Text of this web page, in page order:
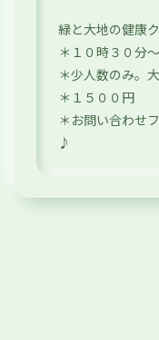
緑と大地の健康
＊１０時３０分
＊少人数のみ。
＊１５００円
＊お問い合わせ
♪